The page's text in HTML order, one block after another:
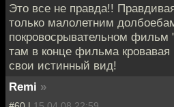
Это все не правда!!
только малолетним
покровосрывательном фильм
там в конце фильма кровавая
свои истинный вид!
Remi »